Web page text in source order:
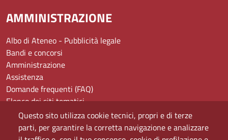
Questo sito utilizza cookie tecnici, propri e di terze
parti, per garantire la corretta navigazione e analizzare
AMMINISTRAZIONE
Albo di Ateneo - Pubblicità legale
Bandi e concorsi
Amministrazione
Assistenza
Domande frequenti (FAQ)
Elenco dei siti tematici
Mappa del sito
PEC